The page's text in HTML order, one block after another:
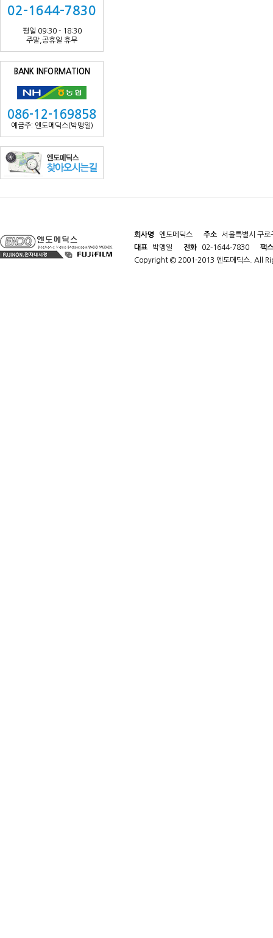
02-1644-7830
평일 09:30 - 18:30
주말,공휴일 휴무
BANK INFORMATION
086-12-169858
예금주: 엔도메딕스(박맹일)
회사명 엔도메딕스 주소
서울특별시 구
대표
박맹일 전화 02-1644-7830
팩스
Copyright © 2001-2013 엔도메딕스. All